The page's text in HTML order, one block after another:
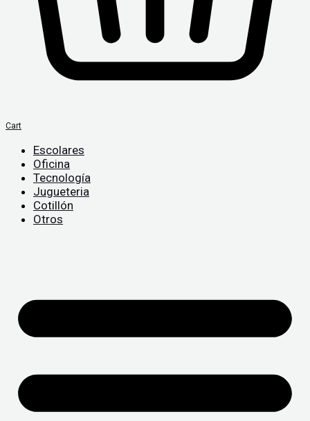
Cart
Escolares
Oficina
Tecnología
Jugueteria
Cotillón
Otros